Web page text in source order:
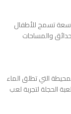
لعب واسعة تسمح للأطفال
والمساحات
التي تطلق الماء
الحجلة لتجربة لعب